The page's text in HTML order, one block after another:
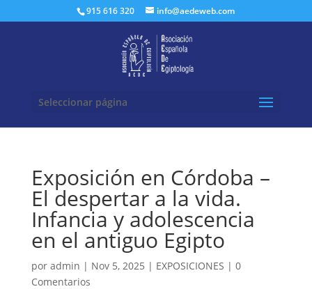
915 616 320 info@aedeweb.com
Seleccionar página
Exposición en Córdoba –
El despertar a la vida.
Infancia y adolescencia
en el antiguo Egipto
por admin | Nov 5, 2025 | EXPOSICIONES | 0
Comentarios